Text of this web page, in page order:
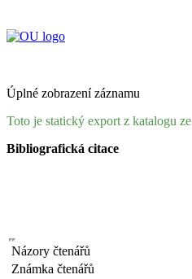
Úplné zobrazení záznamu
Toto je statický export z katalogu
Bibliografická citace
Názory čtenářů
Známka čtenářů